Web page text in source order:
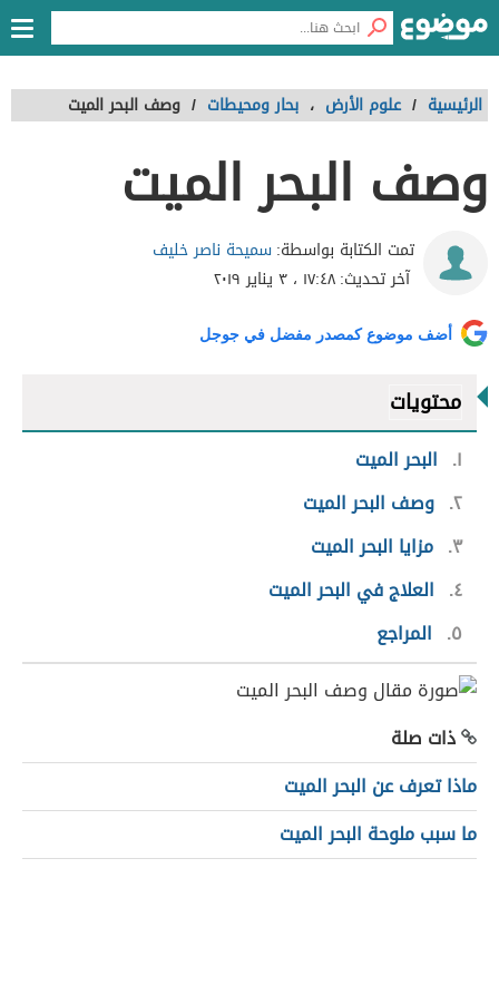
الرئيسية / علوم الأرض ، بحار ومحيطات / وصف البحر الميت
وصف البحر الميت
تمت الكتابة بواسطة:سميحة ناصر خليف
آخر تحديث:١٧:٤٨ ، ٣ يناير ٢٠١٩
أضف موضوع كمصدر مفضل في جوجل
محتويات
١
البحر الميت
٢ وصف البحر الميت
٣ مزايا البحر الميت
٤
العلاج في البحر الميت
٥
المراجع
ذات صلة
ماذا تعرف عن البحر الميت
ما سبب ملوحة البحر الميت